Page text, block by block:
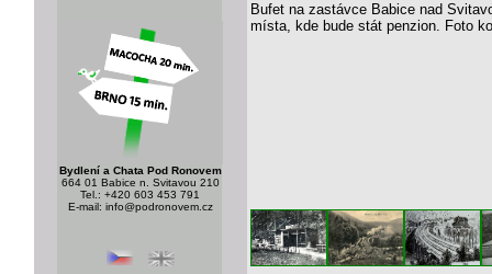
Bydlení a Chata Pod Ronovem
664 01 Babice n. Svitavou 210
Tel.: +420 603 453 791
E-mail: info@podronovem.cz
Bufet na zastávce Babice nad
místa, kde bude stát penzion. Foto